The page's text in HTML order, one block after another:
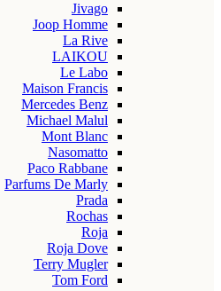
Jivago
Joop Homme
La Rive
LAIKOU
Le Labo
Maison Francis
Mercedes Benz
Michael Malul
Mont Blanc
Nasomatto
Paco Rabbane
Parfums De Marly
Prada
Rochas
Roja
Roja Dove
Terry Mugler
Tom Ford